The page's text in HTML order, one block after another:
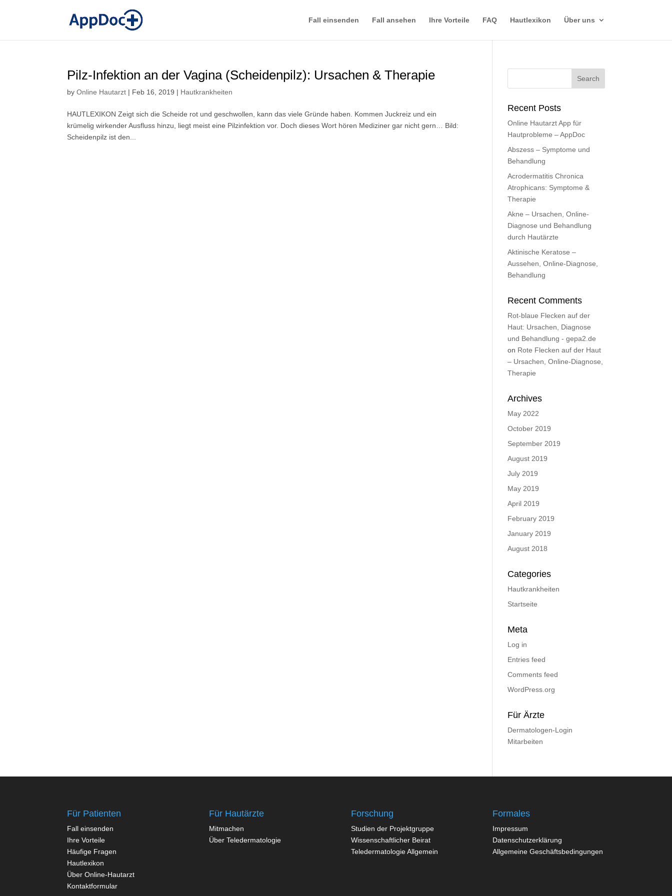
Fall einsenden Fall ansehen Ihre Vorteile FAQ Hautlexikon Über uns
Pilz-Infektion an der Vagina (Scheidenpilz): Ursachen & Therapie
byOnline Hautarzt | Feb 16, 2019 | Hautkrankheiten
HAUTLEXIKON Zeigt sich die Scheide rot und geschwollen, kann das viele Gründe haben. Kommen Juckreiz und ein
krümelig wirkender Ausfluss hinzu, liegt meist eine Pilzinfektion vor. Doch dieses Wort hören Mediziner gar nicht gern… Bild:
Scheidenpilz ist den...
Recent Posts
Online Hautarzt App für
Hautprobleme – AppDoc
Abszess – Symptome und
Behandlung
Acrodermatitis Chronica
Atrophicans: Symptome &
Therapie
Akne – Ursachen, Online-
Diagnose und Behandlung
durch Hautärzte
Aktinische Keratose –
Aussehen, Online-Diagnose,
Behandlung
Recent Comments
Rot-blaue Flecken auf der
Haut: Ursachen, Diagnose
und Behandlung - gepa2.de
on Rote Flecken auf der Haut
– Ursachen, Online-Diagnose,
Therapie
Archives
May 2022
October 2019
September 2019
August 2019
July 2019
May 2019
April 2019
February 2019
January 2019
August 2018
Categories
Hautkrankheiten
Startseite
Meta
Log in
Entries feed
Comments feed
WordPress.org
Für Ärzte
Dermatologen-Login
Mitarbeiten
Für Patienten
Fall einsenden
Ihre Vorteile
Häufige Fragen
Hautlexikon
Über Online-Hautarzt
Kontaktformular
Für Hautärzte
Mitmachen
Über Teledermatologie
Forschung
Studien der Projektgruppe
Wissenschaftlicher Beirat
Teledermatologie Allgemein
Formales
Impressum
Datenschutzerklärung
Allgemeine Geschäftsbedingungen